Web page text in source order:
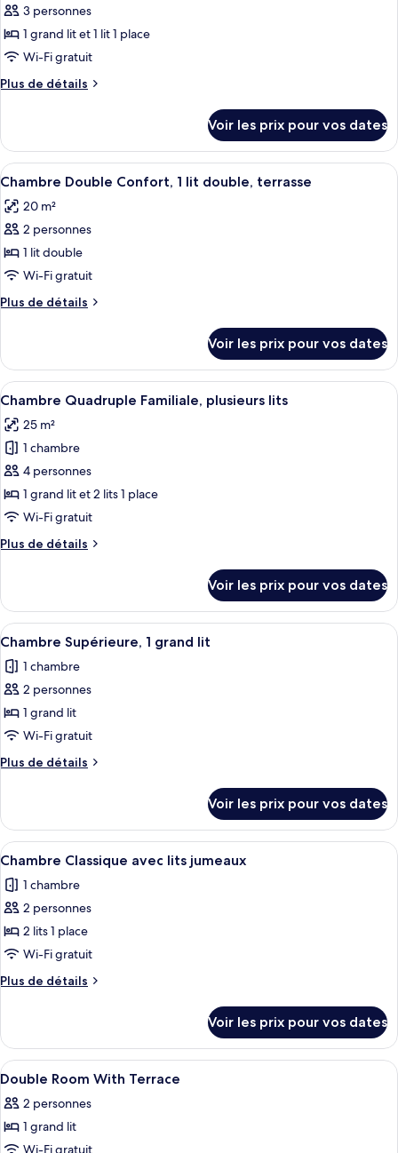
pour
ce
type
chambre :
Standard
3 personnes
1 grand lit et 1 lit 1 place
Wi-Fi gratuit
Plus de détails
Plus
le
type
de
Chambre
Triple
Voir les prix pour vos dates
Afficher
toutes
les
photos
pour
ce
type
de
Chambre
Double
Confort,
1
lit
double,
terrasse
Une chambre d’hôtel avec un lit,
22
Chambre Double Confort, 1 lit double, terrasse
20 m²
2 personnes
1 lit double
Wi-Fi gratuit
Plus de détails
Plus
le
type
de
Chambre
Double
Confort,
lit
double,
terrasse
Voir les prix pour vos dates
Afficher
toutes
les
photos
pour
ce
type
chambre :
Familiale,
plusieurs
lits
Une chambre d’hôtel avec un lit, un
25
Chambre Quadruple Familiale, plusieurs lits
25 m²
1 chambre
4 personnes
1 grand lit et 2 lits 1 place
Wi-Fi gratuit
Plus de détails
Plus
le
type
de
Chambre
Quadruple
plusieurs
lits
Voir les prix pour vos dates
Afficher
toutes
les
photos
pour
ce
type
de
Chambre
Supérieure,
1
grand
lit
Une chambre d’hôtel avec un lit, un
4
Chambre Supérieure, 1 grand lit
1 chambre
2 personnes
1 grand lit
Wi-Fi gratuit
Plus de détails
Plus
le
type
de
Chambre
Supérieure,
grand
lit
Voir les prix pour vos dates
Afficher
toutes
les
photos
pour
ce
type
de
Chambre
Classique
avec
lits
jumeaux
Une chambre d’hôtel comprenant
4
Chambre Classique avec lits jumeaux
1 chambre
2 personnes
2 lits 1 place
Wi-Fi gratuit
Plus de détails
Plus
le
type
de
Chambre
Classique
Voir les prix pour vos dates
Afficher
toutes
les
photos
1 chambre, minibar, coffres-forts dans
11
Double Room With Terrace
2 personnes
1 grand lit
Wi-Fi gratuit